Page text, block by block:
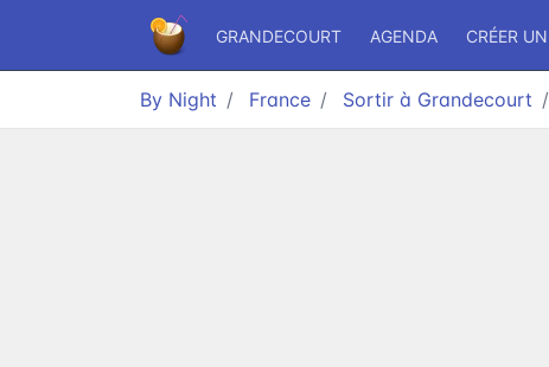
GRANDECOURT AGENDA CRÉER
By Night France Sortir à Grandecourt